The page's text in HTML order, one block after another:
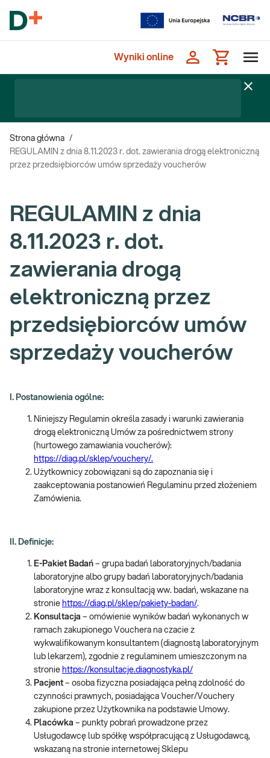
Wyniki online
Strona główna /
REGULAMIN z dnia 8.11.2023 r. dot. zawierania drogą elektroniczną
przez przedsiębiorców umów sprzedaży voucherów
REGULAMIN z dnia
8.11.2023 r. dot.
zawierania drogą
elektroniczną przez
przedsiębiorców umów
sprzedaży voucherów
I. Postanowienia ogólne:
Niniejszy Regulamin określa zasady i warunki zawierania
drogą elektroniczną Umów za pośrednictwem strony
(hurtowego zamawiania voucherów):
https://diag.pl/sklep/vouchery/.
Użytkownicy zobowiązani są do zapoznania się i
zaakceptowania postanowień Regulaminu przed złożeniem
Zamówienia.
II. Definicje:
E-Pakiet Badań – grupa badań laboratoryjnych/badania
laboratoryjne albo grupy badań laboratoryjnych/badania
laboratoryjne wraz z konsultacją ww. badań, wskazane na
stronie https://diag.pl/sklep/pakiety-badan/.
Konsultacja – omówienie wyników badań wykonanych w
ramach zakupionego Vouchera na czacie z
wykwalifikowanym konsultantem (diagnostą laboratoryjnym
lub lekarzem), zgodnie z regulaminem umieszczonym na
stronie https://konsultacje.diagnostyka.pl/
Pacjent – osoba fizyczna posiadająca pełną zdolność do
czynności prawnych, posiadająca Voucher/Vouchery
zakupione przez Użytkownika na podstawie Umowy.
Placówka – punkty pobrań prowadzone przez
Usługodawcę lub spółkę współpracującą z Usługodawcą,
wskazaną na stronie internetowej Sklepu